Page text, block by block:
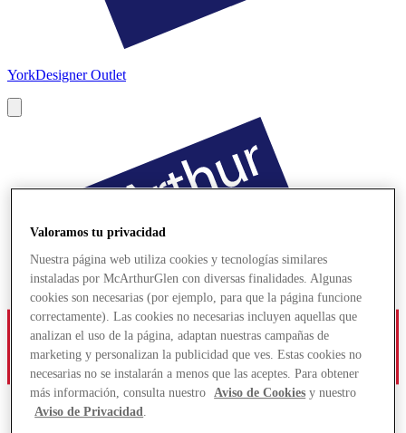
YorkDesigner Outlet
Valoramos tu privacidad
Nuestra página web utiliza cookies y tecnologías similares
instaladas por McArthurGlen con diversas finalidades. Algunas
cookies son necesarias (por ejemplo, para que la página funcione
correctamente). Las cookies no necesarias incluyen aquellas que
analizan el uso de la página, adaptan nuestras campañas de
marketing y personalizan la publicidad que ves. Estas cookies no
necesarias no se instalarán a menos que las aceptes. Para obtener
más información, consulta nuestro
Aviso de Cookies y nuestro
Aviso de Privacidad.